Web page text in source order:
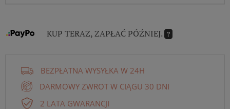
KUP TERAZ, ZAPŁAĆ PÓŹNIEJ. ?
BEZPŁATNA WYSYŁKA W 24H
DARMOWY ZWROT W CIĄGU 30 DNI
2 LATA GWARANCJI